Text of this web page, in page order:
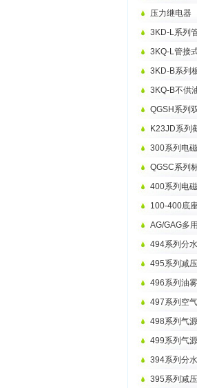
压力继电器
3KD-L系列
3KQ-L管接
3KD-B系列
3KQ-B不供
QGSH系列
K23JD系列
300系列电
QGSC系列
400系列电
100-400底
AG/GAG多
494系列分
495系列减
496系列油
497系列空
498系列气
499系列气
394系列分
395系列减